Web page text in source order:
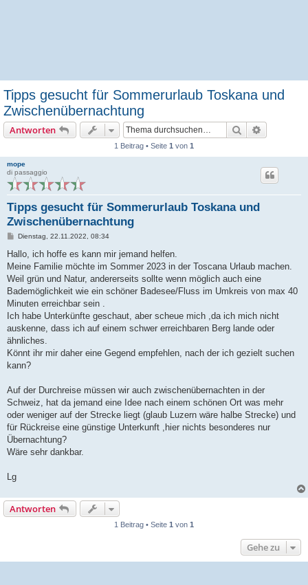
Tipps gesucht für Sommerurlaub Toskana und
Zwischenübernachtung
Antworten Suche
1 Beitrag • Seite 1 von 1
mope
di passaggio
Tipps gesucht für Sommerurlaub Toskana und
Zwischenübernachtung
B
i
r
a
Dienstag, 22.11.2022, 08:34
Hallo, ich hoffe es kann mir jemand helfen.
Meine Familie möchte im Sommer 2023 in der Toscana Urlaub machen.
Weil grün und Natur, andererseits sollte wenn möglich auch eine
Bademöglichkeit wie ein schöner Badesee/Fluss im Umkreis von max 40
Minuten erreichbar sein .
Ich habe Unterkünfte geschaut, aber scheue mich ,da ich mich nicht
auskenne, dass ich auf einem schwer erreichbaren Berg lande oder
ähnliches.
Könnt ihr mir daher eine Gegend empfehlen, nach der ich gezielt suchen
kann?
Auf der Durchreise müssen wir auch zwischenübernachten in der
Schweiz, hat da jemand eine Idee nach einem schönen Ort was mehr
oder weniger auf der Strecke liegt (glaub Luzern wäre halbe Strecke) und
für Rückreise eine günstige Unterkunft ,hier nichts besonderes nur
Übernachtung?
Wäre sehr dankbar.
Lg
Antworten
1 Beitrag • Seite 1 von 1
Gehe zu